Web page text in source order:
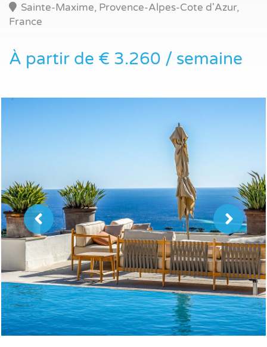
Sainte-Maxime, Provence-Alpes-Cote d'Azur,
France
À partir de € 3.260 / semaine